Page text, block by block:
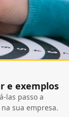
e exemplos
las passo a
sua empresa.